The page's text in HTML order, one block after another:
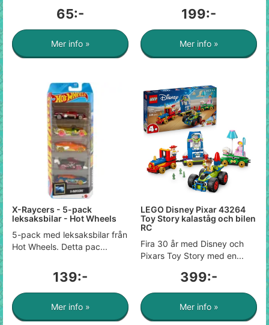
65:-
Mer info »
199:-
Mer info »
X-Raycers - 5-pack
leksaksbilar - Hot Wheels
5-pack med leksaksbilar från
Hot Wheels. Detta pac...
139:-
Mer info »
LEGO Disney Pixar 43264
Toy Story kalaståg och bilen
RC
Fira 30 år med Disney och
Pixars Toy Story med en...
399:-
Mer info »